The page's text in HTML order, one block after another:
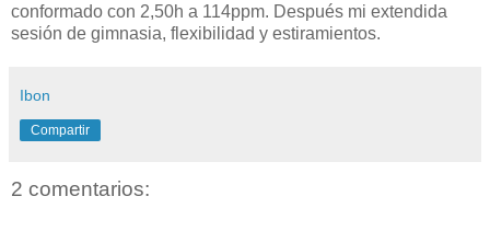
conformado con 2,50h a 114ppm. Después mi extendida
sesión de gimnasia, flexibilidad y estiramientos.
Ibon
Compartir
2 comentarios: